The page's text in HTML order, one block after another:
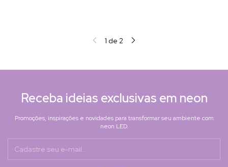
1 de 2
Receba ideias exclusivas em neon
Promoções, inspirações e novidades para transformar seu ambiente com
neon LED.